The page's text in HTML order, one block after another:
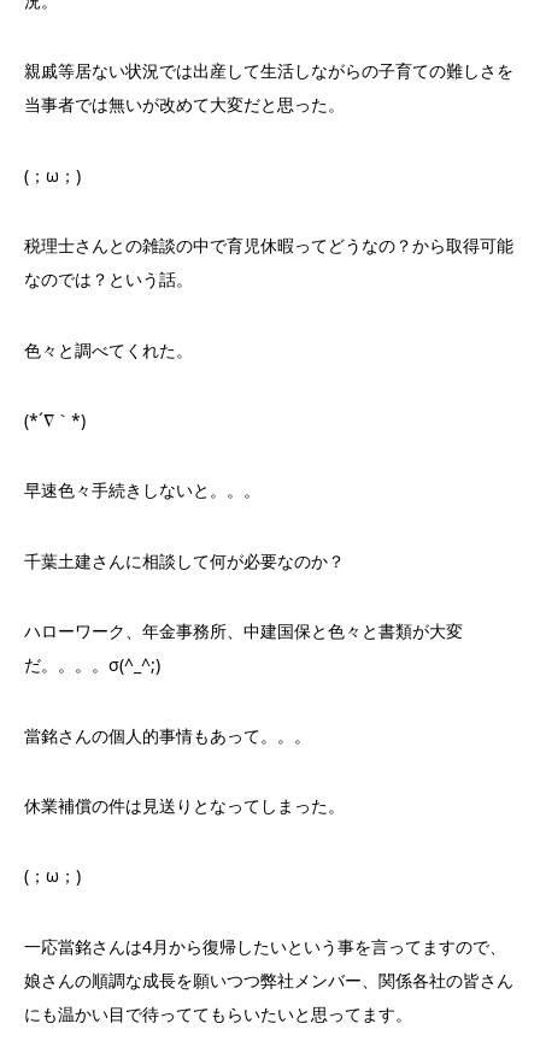
況。
親戚等居ない状況では出産して生活しながらの子育ての難しさを
当事者では無いが改めて大変だと思った。
(；ω；)
税理士さんとの雑談の中で育児休暇ってどうなの？から取得可能
なのでは？という話。
色々と調べてくれた。
(*´∇｀*)
早速色々手続きしないと。。。
千葉土建さんに相談して何が必要なのか？
ハローワーク、年金事務所、中建国保と色々と書類が大変
だ。。。。σ(^_^;)
當銘さんの個人的事情もあって。。。
休業補償の件は見送りとなってしまった。
(；ω；)
一応當銘さんは4月から復帰したいという事を言ってますので、
娘さんの順調な成長を願いつつ弊社メンバー、関係各社の皆さん
にも温かい目で待っててもらいたいと思ってます。